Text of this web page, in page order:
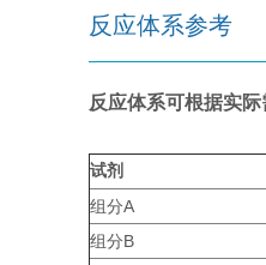
反应体系参考
反应体系可根据实
试剂
组分A
组分B